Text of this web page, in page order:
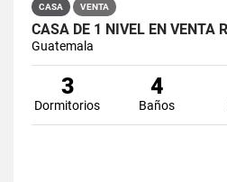
CASA VENTA
Guatemala
3
Dormitorios
4
Baños